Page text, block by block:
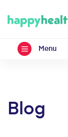
Menu
Blog